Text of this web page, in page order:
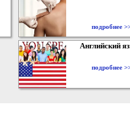
подробнее
Английский
подробнее